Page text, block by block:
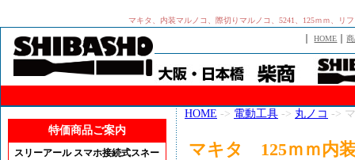
マキタ、内装マルノコ、際切りマルノコ、5241、125ｍｍ、
｜HOME ｜
特価商品ご案内
スリーアール スマホ接続式スネー
HOME -> 電動工具 -> 丸ノコ ->
マキタ 125ｍｍ内